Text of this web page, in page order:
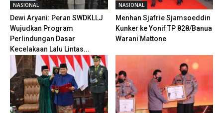
NASIONAL
Dewi Aryani: Peran SWDKLLJ
Wujudkan Program
Perlindungan Dasar
Kecelakaan Lalu Lintas...
NASIONAL
Menhan Sjafrie Sjamsoeddin
Kunker ke Yonif TP 828/Banua
Warani Mattone